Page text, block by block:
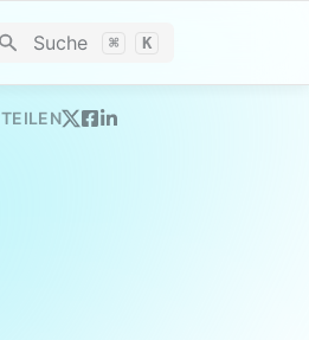
Suche ⌘ K
TEILEN